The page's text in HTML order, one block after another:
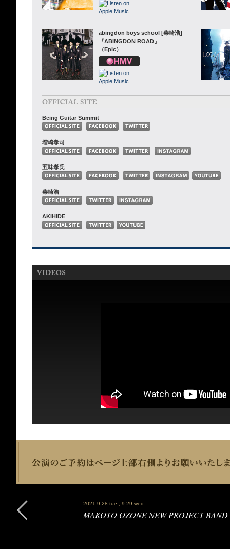
abingdon boys school [柴崎浩]
『ABINGDON ROAD』
（Epic）
Being Guitar Summit
増崎孝司
五味孝氏
柴崎浩
AKIHIDE
2021 9.28 tue., 9.29 wed.
MAKOTO OZONE NEW PROJECT BAND